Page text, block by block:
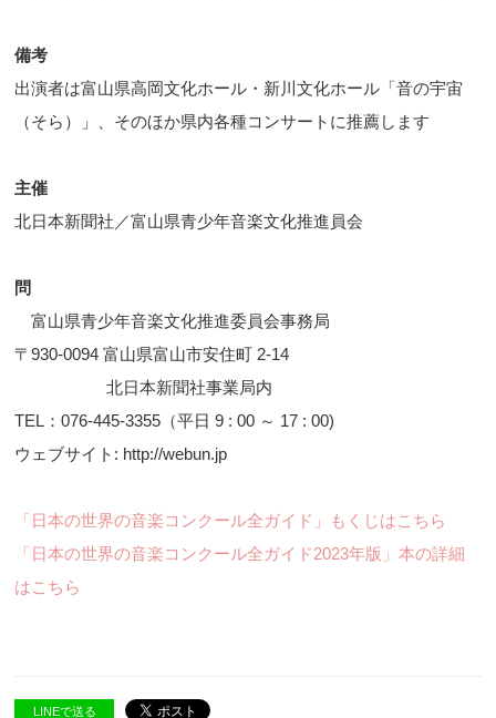
備考
出演者は富山県高岡文化ホール・新川文化ホール「音の宇宙
（そら）」、そのほか県内各種コンサートに推薦します
主催
北日本新聞社／富山県青少年音楽文化推進員会
問
富山県青少年音楽文化推進委員会事務局
〒930-0094 富山県富山市安住町 2-14
北日本新聞社事業局内
TEL：076-445-3355（平日 9 : 00 ～ 17 : 00)
ウェブサイト: http://webun.jp
「日本の世界の音楽コンクール全ガイド」もくじはこちら
「日本の世界の音楽コンクール全ガイド2023年版」本の詳細
はこちら
LINEで送る